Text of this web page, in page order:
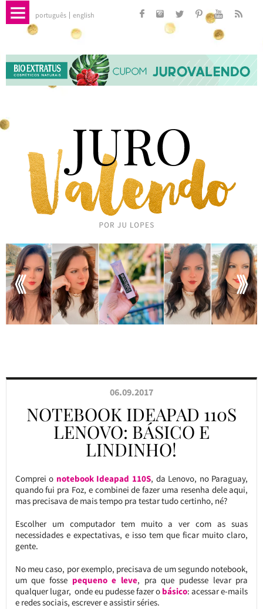
português english
06.09.2017
NOTEBOOK IDEAPAD 110S
LENOVO: BÁSICO E
LINDINHO!
Comprei o notebook Ideapad 110S, da Lenovo, no Paraguay,
quando fui pra Foz, e combinei de fazer uma resenha dele aqui,
mas precisava de mais tempo pra testar tudo certinho, né?
Escolher um computador tem muito a ver com as suas
necessidades e expectativas, e isso tem que ficar muito claro,
gente.
No meu caso, por exemplo, precisava de um segundo notebook,
um que fosse pequeno e leve, pra que pudesse levar pra
qualquer lugar, onde eu pudesse fazer o básico: acessar e-mails
e redes sociais, escrever e assistir séries.